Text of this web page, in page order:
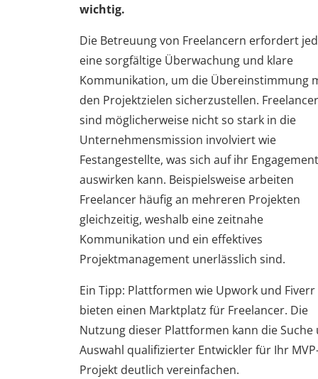
wichtig.
Die Betreuung von Freelancern erfordert
eine sorgfältige Überwachung und klare
Kommunikation, um die Übereinstimmung
den Projektzielen sicherzustellen. Freelancer
sind möglicherweise nicht so stark in die
Unternehmensmission involviert wie
Festangestellte, was sich auf ihr Engagement
auswirken kann. Beispielsweise arbeiten
Freelancer häufig an mehreren Projekten
gleichzeitig, weshalb eine zeitnahe
Kommunikation und ein effektives
Projektmanagement unerlässlich sind.
Ein Tipp: Plattformen wie Upwork und Fiverr
bieten einen Marktplatz für Freelancer. Die
Nutzung dieser Plattformen kann die Suche
Auswahl qualifizierter Entwickler für Ihr
Projekt deutlich vereinfachen.